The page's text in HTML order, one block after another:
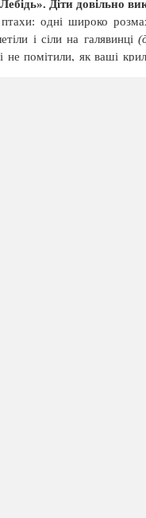
Діти довільно
одні широко
і сіли на галявинці
не помітили, як ваші